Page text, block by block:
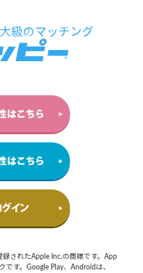
されたApple Inc.の商標です。App
です。Google Play、Androidは、